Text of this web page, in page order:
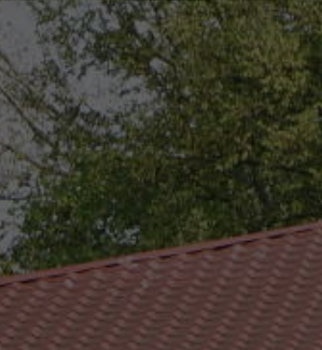
(0-25) 755 41 01 urzad_gminy@wojcieszkow.pl